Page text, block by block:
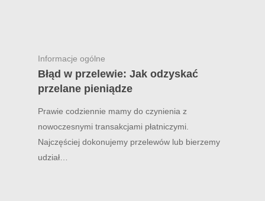
Informacje ogólne
Błąd w przelewie: Jak odzyskać
przelane pieniądze
Prawie codziennie mamy do czynienia z
nowoczesnymi transakcjami płatniczymi.
Najczęściej dokonujemy przelewów lub bierzemy
udział…